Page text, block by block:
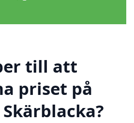
till att
priset på